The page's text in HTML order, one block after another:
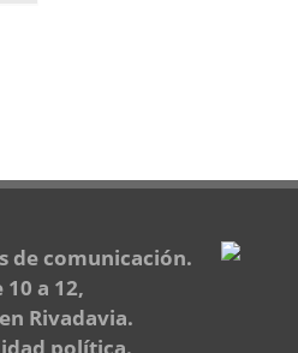
de comunicación.
a 12,
Rivadavia.